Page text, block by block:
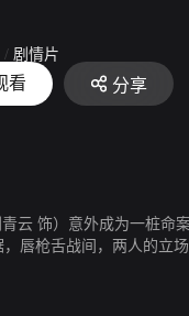
/ 剧情片
08
看 分享
云 饰）意外成为一桩
唇枪舌战间，两人的